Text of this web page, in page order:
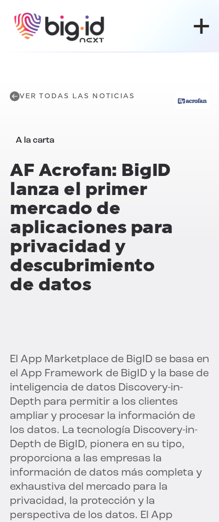
VER TODAS LAS NOTICIAS
A la carta
AF Acrofan: BigID
lanza el primer
mercado de
aplicaciones para
privacidad y
descubrimiento
de datos
El App Marketplace de BigID se basa en
el App Framework de BigID y la base de
inteligencia de datos Discovery-in-
Depth para permitir a los clientes
ampliar y procesar la información de
los datos. La tecnología Discovery-in-
Depth de BigID, pionera en su tipo,
proporciona a las empresas la
información de datos más completa y
exhaustiva del mercado para la
privacidad, la protección y la
perspectiva de los datos. El App